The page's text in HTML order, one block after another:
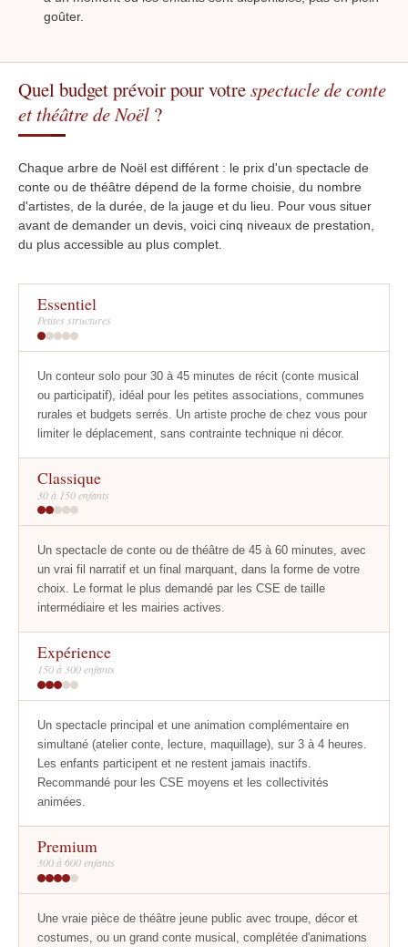
goûter.
Quel budget prévoir pour votrespectacle de conte
et théâtre de Noël ?
Chaque arbre de Noël est différent : le prix d'un spectacle de
conte ou de théâtre dépend de la forme choisie, du nombre
d'artistes, de la durée, de la jauge et du lieu. Pour vous situer
avant de demander un devis, voici cinq niveaux de prestation,
du plus accessible au plus complet.
Essentiel
Petites structures
Un conteur solo pour 30 à 45 minutes de récit (conte musical
ou participatif), idéal pour les petites associations, communes
rurales et budgets serrés. Un artiste proche de chez vous pour
limiter le déplacement, sans contrainte technique ni décor.
Classique
30 à 150 enfants
Un spectacle de conte ou de théâtre de 45 à 60 minutes, avec
un vrai fil narratif et un final marquant, dans la forme de votre
choix. Le format le plus demandé par les CSE de taille
intermédiaire et les mairies actives.
Expérience
150 à 300 enfants
Un spectacle principal et une animation complémentaire en
simultané (atelier conte, lecture, maquillage), sur 3 à 4 heures.
Les enfants participent et ne restent jamais inactifs.
Recommandé pour les CSE moyens et les collectivités
animées.
Premium
300 à 600 enfants
Une vraie pièce de théâtre jeune public avec troupe, décor et
costumes, ou un grand conte musical, complétée d'animations